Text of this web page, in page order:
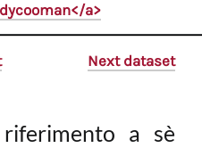
a>
Next dataset
a sè